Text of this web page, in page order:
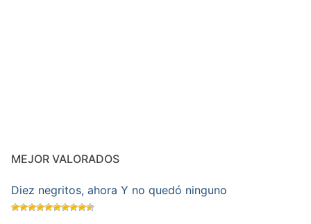
MEJOR VALORADOS
Diez negritos, ahora Y no quedó ninguno